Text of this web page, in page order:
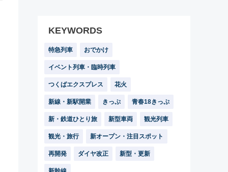
KEYWORDS
特急列車 おでかけ
イベント列車・臨時列車
つくばエクスプレス 花火
新線・新駅開業 きっぷ 青春18きっぷ
新・鉄道ひとり旅 新型車両 観光列車
観光・旅行 新オープン・注目スポット
再開発 ダイヤ改正 新型・更新